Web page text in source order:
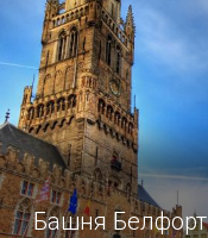
Башня Белфорт